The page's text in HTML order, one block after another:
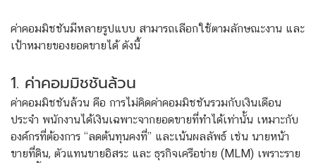
ค่าคอมมิชชันมีหลายรูปแบบ สามารถเลือกใช้ตามลักษณะงาน และ
เป้าหมายของยอดขายได้ ดังนี้
1. ค่าคอมมิชชันล้วน
ค่าคอมมิชชันล้วน คือ การไม่คิดค่าคอมมิชชันรวมกับเงินเดือน
ประจำ พนักงานได้เงินเฉพาะจากยอดขายที่ทำได้เท่านั้น เหมาะกับ
องค์กรที่ต้องการ “ลดต้นทุนคงที่” และเน้นผลลัพธ์ เช่น นายหน้า
ขายที่ดิน, ตัวแทนขายอิสระ และ ธุรกิจเครือข่าย (MLM) เพราะราย